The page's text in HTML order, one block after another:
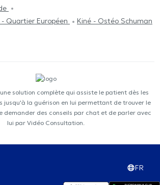
Quartier Européen
Kiné - Ostéo Schuman
solution complète qui assiste le patient dès les
jusqu'à la guérison en lui permettant de trouver le
demander des conseils par chat et de parler avec
lui par Vidéo Consultation.
FR